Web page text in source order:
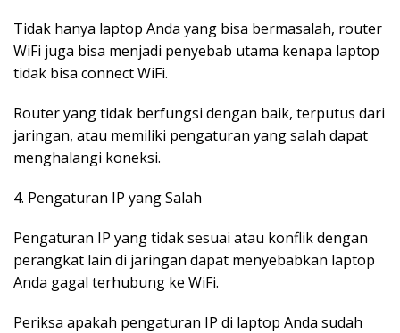
Tidak hanya laptop Anda yang bisa bermasalah, router
WiFi juga bisa menjadi penyebab utama kenapa laptop
tidak bisa connect WiFi.
Router yang tidak berfungsi dengan baik, terputus dari
jaringan, atau memiliki pengaturan yang salah dapat
menghalangi koneksi.
4. Pengaturan IP yang Salah
Pengaturan IP yang tidak sesuai atau konflik dengan
perangkat lain di jaringan dapat menyebabkan laptop
Anda gagal terhubung ke WiFi.
Periksa apakah pengaturan IP di laptop Anda sudah